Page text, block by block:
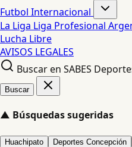
Futbol Internacional
La Liga Liga Profesional
Lucha Libre
AVISOS LEGALES
Buscar en SABES
Buscar
▲ Búsquedas sugeridas
Huachipato Deportes Concepción